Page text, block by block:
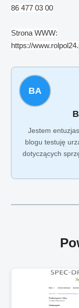
86 477 03 00
Strona WWW:
https://
BA
Jestem
blogu testuję
dotyczących